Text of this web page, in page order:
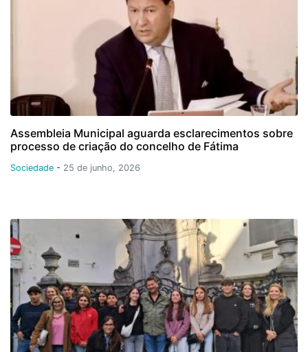
Assembleia Municipal aguarda esclarecimentos sobre
processo de criação do concelho de Fátima
Sociedade - 25 de junho, 2026